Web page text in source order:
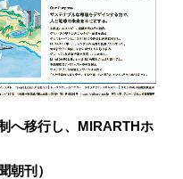
へ移行し、MIRARTHホ
朝刊）